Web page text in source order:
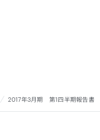
2017年3月期 第1四半期報告書